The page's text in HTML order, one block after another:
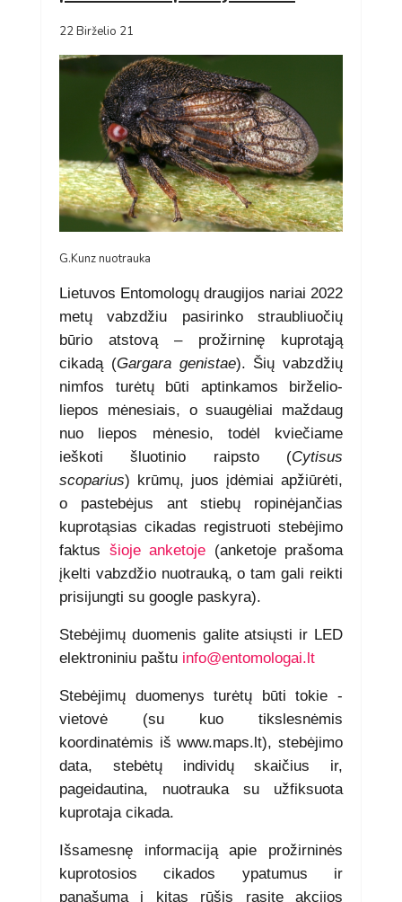
22 Birželio 21
G.Kunz nuotrauka
Lietuvos Entomologų draugijos nariai 2022
metų vabzdžiu pasirinko straubliuočių
būrio atstovą – prožirninę kuprotąją
cikadą (Gargara genistae). Šių vabzdžių
nimfos turėtų būti aptinkamos birželio-
liepos mėnesiais, o suaugėliai maždaug
nuo liepos mėnesio, todėl kviečiame
ieškoti šluotinio raipsto (Cytisus
scoparius) krūmų, juos įdėmiai apžiūrėti,
o pastebėjus ant stiebų ropinėjančias
kuprotąsias cikadas registruoti stebėjimo
faktus šioje anketoje (anketoje prašoma
įkelti vabzdžio nuotrauką, o tam gali reikti
prisijungti su google paskyra).
Stebėjimų duomenis galite atsiųsti ir LED
elektroniniu paštu info@entomologai.lt
Stebėjimų duomenys turėtų būti tokie -
vietovė (su kuo tikslesnėmis
koordinatėmis iš www.maps.lt), stebėjimo
data, stebėtų individų skaičius ir,
pageidautina, nuotrauka su užfiksuota
kuprotaja cikada.
Išsamesnę informaciją apie prožirninės
kuprotosios cikados ypatumus ir
panašumą į kitas rūšis rasite akcijos